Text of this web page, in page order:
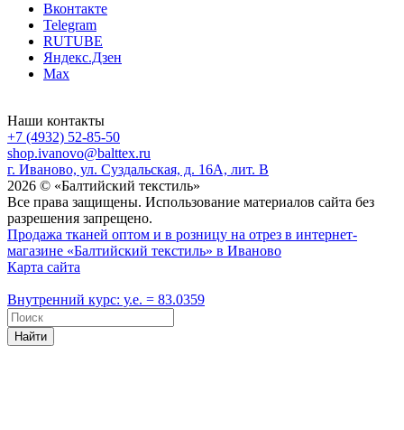
Вконтакте
Telegram
RUTUBE
Яндекс.Дзен
Max
Наши контакты
+7 (4932) 52-85-50
shop.ivanovo@balttex.ru
г. Иваново, ул. Суздальская, д. 16А, лит. В
2026 © «Балтийский текстиль»
Все права защищены. Использование материалов сайта без
разрешения запрещено.
Продажа тканей оптом и в розницу на отрез в интернет-
магазине «Балтийский текстиль» в Иваново
Карта сайта
Внутренний курс: у.е. = 83.0359
Найти